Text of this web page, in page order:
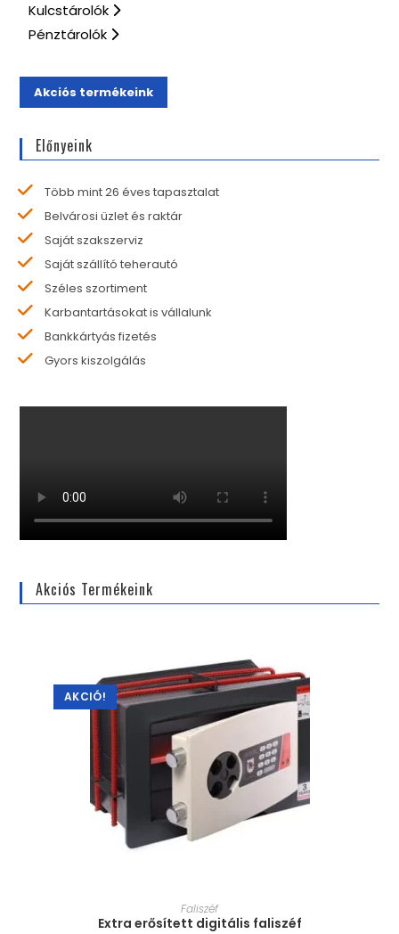
Kulcstárolók
Pénztárolók
Akciós termékeink
Előnyeink
Több mint 26 éves tapasztalat
Belvárosi üzlet és raktár
Saját szakszerviz
Saját szállító teherautó
Széles szortiment
Karbantartásokat is vállalunk
Bankkártyás fizetés
Gyors kiszolgálás
Akciós Termékeink
AKCIÓ!
MÉRET VÁLASZTÁSA
Faliszéf
Extra erősített digitális faliszéf